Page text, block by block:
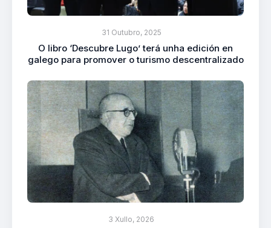
31 Outubro, 2025
O libro ‘Descubre Lugo’ terá unha edición en
galego para promover o turismo descentralizado
3 Xullo, 2026